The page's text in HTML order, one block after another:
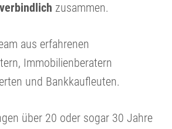
zusammen.
aus erfahrenen
Immobilienberatern
und Bankkaufleuten.
über 20 oder sogar 30 Jahre